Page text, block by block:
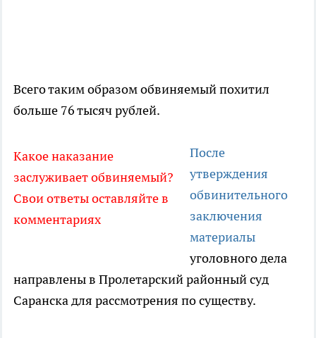
Всего таким образом обвиняемый похитил
больше 76 тысяч рублей.
Какое наказание
заслуживает обвиняемый?
Свои ответы оставляйте в
комментариях
После
утверждения
обвинительного
заключения
материалы
уголовного дела
направлены в Пролетарский районный суд
Саранска для рассмотрения по существу.